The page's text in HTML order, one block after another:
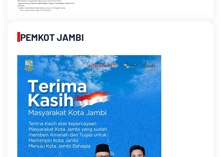
PEMKOT JAMBI